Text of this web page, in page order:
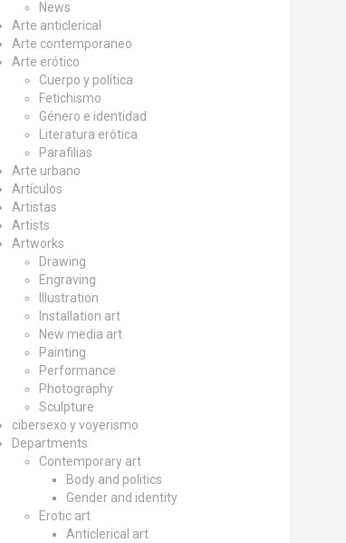
News
Arte anticlerical
Arte contemporaneo
Arte erótico
Cuerpo y política
Fetichismo
Género e identidad
Literatura erótica
Parafilias
Arte urbano
Artículos
Artistas
Artists
Artworks
Drawing
Engraving
Illustration
Installation art
New media art
Painting
Performance
Photography
Sculpture
cibersexo y voyerismo
Departments
Contemporary art
Body and politics
Gender and identity
Erotic art
Anticlerical art